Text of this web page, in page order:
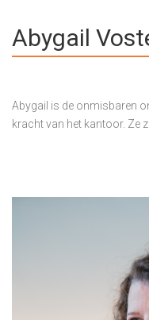
Abygail
Abygail is de onmisbaren
kracht van het kantoor. Ze